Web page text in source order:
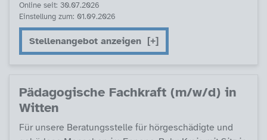
Online seit: 30.07.2026
Einstellung zum: 01.09.2026
Stellenangebot anzeigen
Päda­go­gi­sche Fach­kraft (m/w/d) in
Wit­ten
Für un­se­re Be­ra­tungs­s­tel­le für hör­ge­schä­d­ig­te und